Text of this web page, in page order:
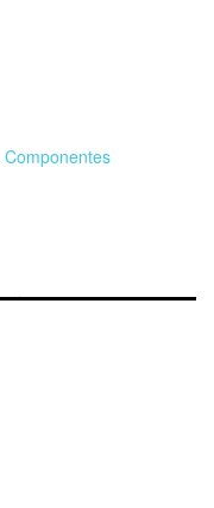
Componentes